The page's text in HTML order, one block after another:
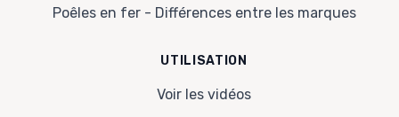
Poêles en fer - Différences entre les marques
UTILISATION
Voir les vidéos